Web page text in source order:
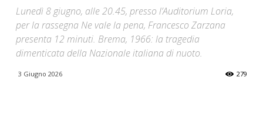
Lunedì 8 giugno, alle 20.45, presso l’Auditorium Loria,
per la rassegna Ne vale la pena, Francesco Zarzana
presenta 12 minuti. Brema, 1966: la tragedia
dimenticata della Nazionale italiana di nuoto.
3 Giugno 2026 279